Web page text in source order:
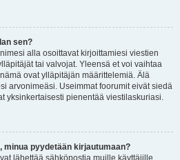
sen?
alla osoittavat kirjoittamiesi viestien
tai valvojat. Yleensä et voi vaihtaa
ovat ylläpitäjän määrittelemiä. Älä
arvonimeäsi. Useimmat foorumit eivät siedä
yksinkertaisesti pienentää viestilaskuriasi.
pyydetään kirjautumaan?
lähettää sähköpostia muille käyttäjille